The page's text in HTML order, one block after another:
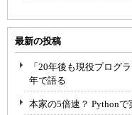
最新の投稿
「20年後も現役プログ
年で語る
本家の5倍速？ Python